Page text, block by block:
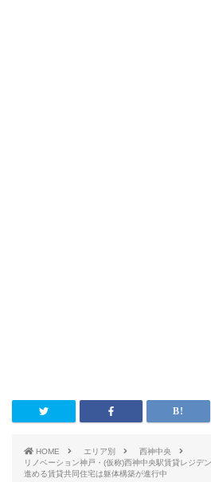
HOME エリア別
西神中央
リノベーション神戸・(仮称)西神中央駅賃貸レジデ
進める賃貸共同住宅は躯体構築が進行中